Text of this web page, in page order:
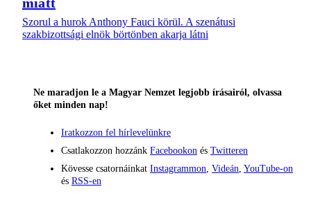
Szorul a hurok Anthony Fauci körül. A szenátusi
szakbizottsági elnök börtönben akarja látni
Ne maradjon le a Magyar Nemzet legjobb írásairól, olvassa
őket minden nap!
Iratkozzon fel hírlevelünkre
Csatlakozzon hozzánk Facebookon és Twitteren
Kövesse csatornáinkat Instagrammon Videán YouTube-on
és RSS-en